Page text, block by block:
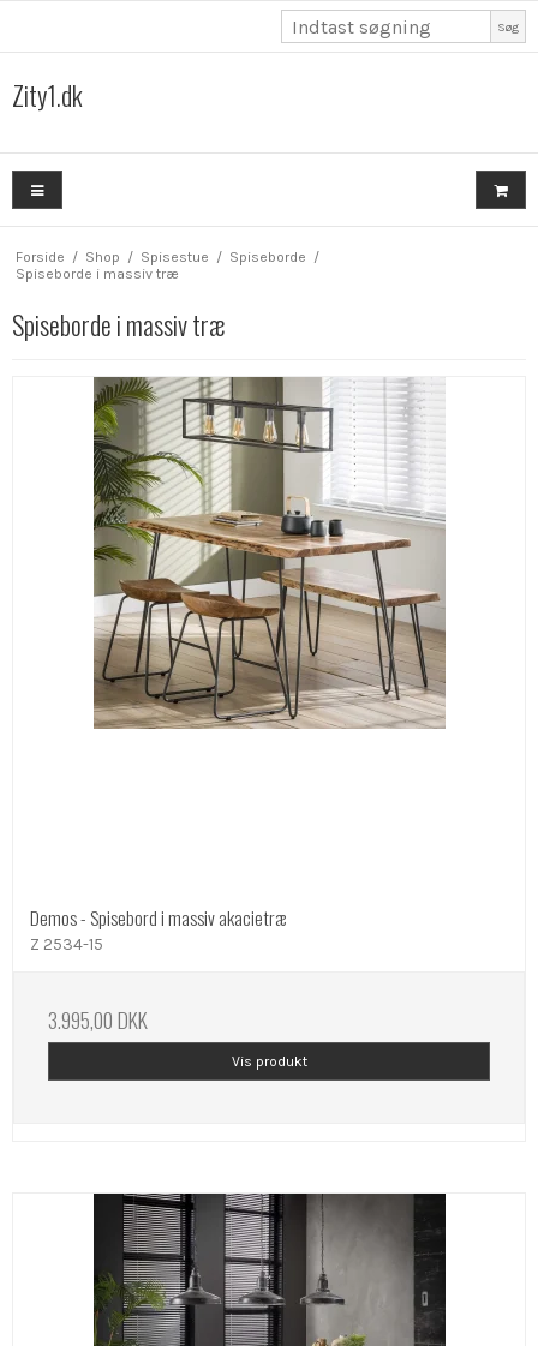
Søg
Zity1.dk
Forside / Shop / Spisestue / Spiseborde /
Spiseborde i massiv træ
Spiseborde i massiv træ
Demos - Spisebord i massiv akacietræ
Z 2534-15
3.995,00 DKK
Vis produkt